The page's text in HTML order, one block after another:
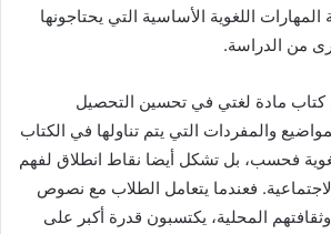
اللغوية الأساسية التي يحتاجونها
من الدراسة.
كتاب مادة لغتي في تحسين التحصيل
والمفردات التي يتم تناولها في الكتاب
فحسب، بل تشكل أيضا نقاط انطلاق لفهم
فعندما يتعامل الطلاب مع نصوص
وثقافتهم المحلية، يكتسبون قدرة أكبر على